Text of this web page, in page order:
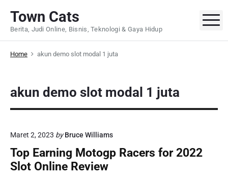
p
Town Cats
Berita, Judi Online, Bisnis, Teknologi & Gaya Hidup
Home akun demo slot modal 1 juta
akun demo slot modal 1 juta
Maret 2, 2023 by Bruce Williams
Top Earning Motogp Racers for 2022
Slot Online Review